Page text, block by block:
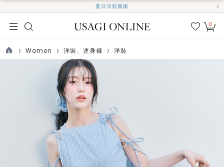
夏日洋裝圖鑑
我的
0
TOP
Women 洋裝、連身褲 洋裝